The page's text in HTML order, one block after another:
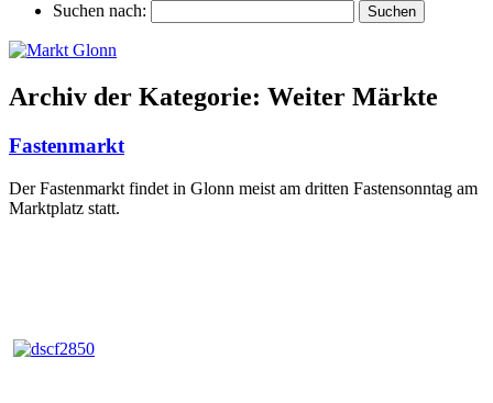
Suchen nach:
Archiv der Kategorie: Weiter Märkte
Fastenmarkt
Der Fastenmarkt findet in Glonn meist am dritten Fastensonntag am
Marktplatz statt.